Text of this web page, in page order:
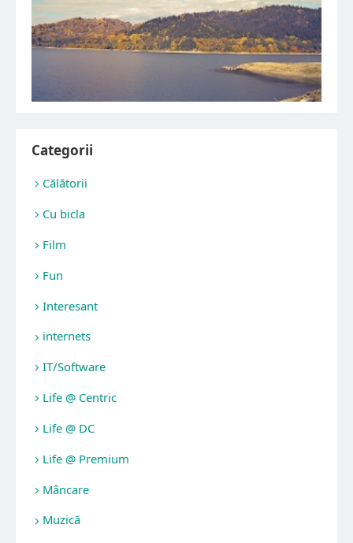
Categorii
Călătorii
Cu bicla
Film
Fun
Interesant
internets
IT/Software
Life @ Centric
Life @ DC
Life @ Premium
Mâncare
Muzică